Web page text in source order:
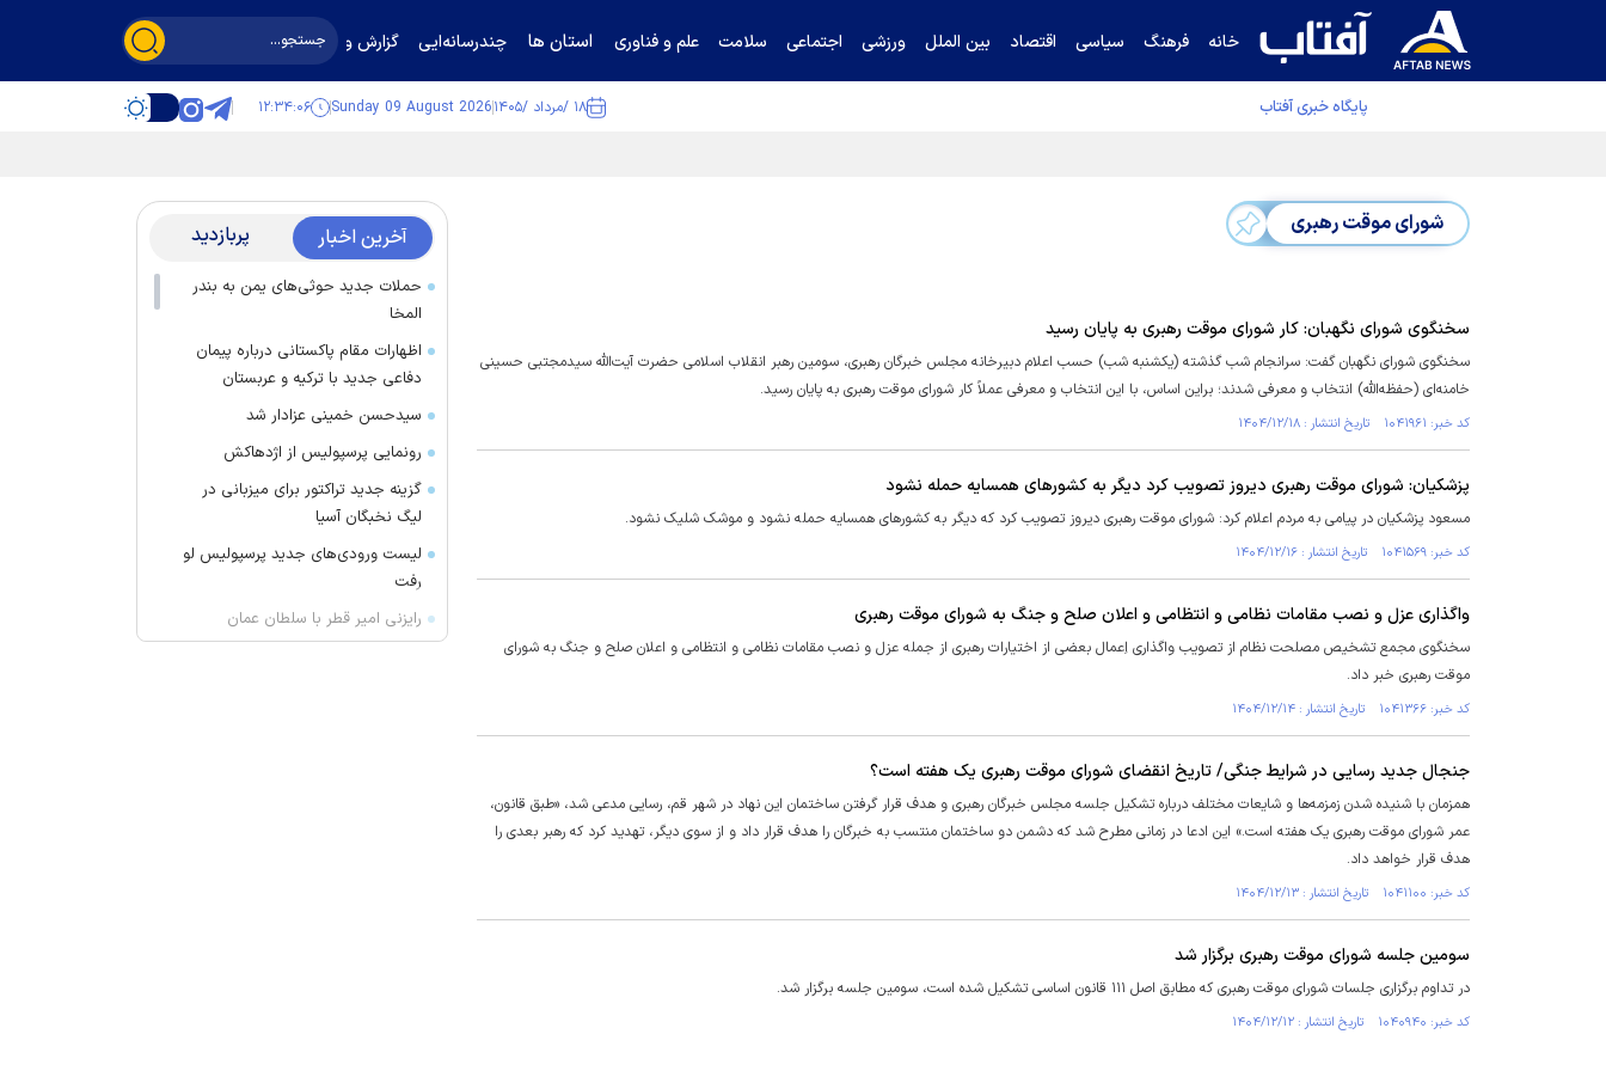
خانه فرهنگ سیاسی اقتصاد بین الملل ورزشی اجتماعی سلامت علم و فناوری استان ها چندرسانه‌ایی گزارش و گفت‌وگو
پایگاه خبری آفتاب ۱۸ /مرداد /۱۴۰۵ Sunday 09 August 2026 ۱۲:۳۴:۰۶
شورای موقت رهبری
سخنگوی شورای نگهبان: کار شورای موقت رهبری به پایان رسید
سخنگوی شورای نگهبان گفت: سرانجام شب گذشته (یکشنبه شب) حسب اعلام دبیرخانه مجلس خبرگان رهبری، سومین رهبر انقلاب اسلامی حضرت آیت‌الله سیدمجتبی حسینی
خامنه‌ای (حفظه‌الله) انتخاب و معرفی شدند؛ براین اساس، با این انتخاب و معرفی عملاً کار شورای موقت رهبری به پایان رسید.
کد خبر: ۱۰۴۱۹۶۱ تاریخ انتشار : ۱۴۰۴/۱۲/۱۸
پزشکیان: شورای موقت رهبری دیروز تصویب کرد دیگر به کشور‌های همسایه حمله نشود
مسعود پزشکیان در پیامی به مردم اعلام کرد: شورای موقت رهبری دیروز تصویب کرد که دیگر به کشور‌های همسایه حمله نشود و موشک شلیک نشود.
کد خبر: ۱۰۴۱۵۶۹ تاریخ انتشار : ۱۴۰۴/۱۲/۱۶
واگذاری عزل و نصب مقامات نظامی و انتظامی و اعلان صلح و جنگ به شورای موقت رهبری
سخنگوی مجمع تشخیص مصلحت نظام از تصویب واگذاری اِعمال بعضی از اختیارات رهبری از جمله عزل و نصب مقامات نظامی و انتظامی و اعلان صلح و جنگ به شورای
موقت رهبری خبر داد.
کد خبر: ۱۰۴۱۳۶۶ تاریخ انتشار : ۱۴۰۴/۱۲/۱۴
جنجال جدید رسایی در شرایط جنگی/ تاریخ انقضای شورای موقت رهبری یک هفته است؟
همزمان با شنیده شدن زمزمه‌ها و شایعات مختلف درباره تشکیل جلسه مجلس خبرگان رهبری و هدف قرار گرفتن ساختمان این نهاد در شهر قم، رسایی مدعی شد، «طبق قانون،
عمر شورای موقت رهبری یک هفته است.» این ادعا در زمانی مطرح شد که دشمن دو ساختمان منتسب به خبرگان را هدف قرار داد و از سوی دیگر، تهدید کرد که رهبر بعدی را
هدف قرار خواهد داد.
کد خبر: ۱۰۴۱۱۰۰ تاریخ انتشار : ۱۴۰۴/۱۲/۱۳
سومین جلسه شورای موقت رهبری برگزار شد
در تداوم برگزاری جلسات شورای موقت رهبری که مطابق اصل ۱۱۱ قانون اساسی تشکیل شده است، سومین جلسه برگزار شد.
کد خبر: ۱۰۴۰۹۴۰ تاریخ انتشار : ۱۴۰۴/۱۲/۱۲
آخرین اخبار پربازدید
حملات جدید حوثی‌های یمن به بندر
المخا
اظهارات مقام پاکستانی درباره پیمان
دفاعی جدید با ترکیه و عربستان
سیدحسن خمینی عزادار شد
رونمایی پرسپولیس از اژدهاکش
گزینه جدید تراکتور برای میزبانی در
لیگ نخبگان آسیا
لیست ورودی‌های جدید پرسپولیس لو
رفت
رایزنی امیر قطر با سلطان عمان